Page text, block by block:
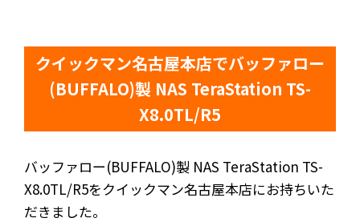
クイックマン名古屋本店でバッファロー
(BUFFALO)製 NAS TeraStation TS-
X8.0TL/R5
バッファロー(BUFFALO)製 NAS TeraStation TS-
X8.0TL/R5をクイックマン名古屋本店にお持ちいた
だきました。